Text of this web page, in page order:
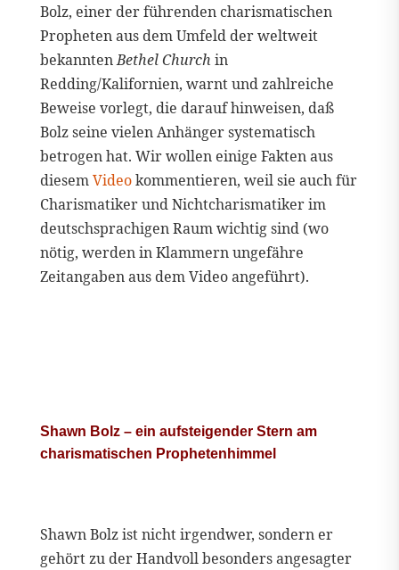
Bolz, einer der führenden charismatischen
Propheten aus dem Umfeld der weltweit
bekanntenBethel Church in
Redding/Kalifornien, warnt und zahlreiche
Beweise vorlegt, die darauf hinweisen, daß
Bolz seine vielen Anhänger systematisch
betrogen hat. Wir wollen einige Fakten aus
diesemVideokommentieren, weil sie auch für
Charismatiker und Nichtcharismatiker im
deutschsprachigen Raum wichtig sind (wo
nötig, werden in Klammern ungefähre
Zeitangaben aus dem Video angeführt).
Shawn Bolz – ein aufsteigender Stern am
charismatischen Prophetenhimmel
Shawn Bolz ist nicht irgendwer, sondern er
gehört zu der Handvoll besonders angesagter